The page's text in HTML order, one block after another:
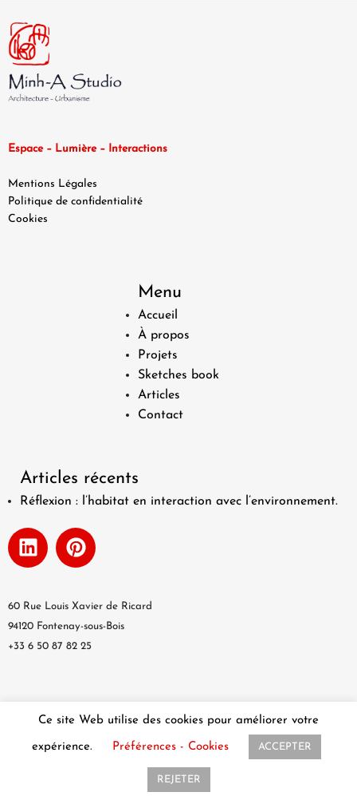
Espace – Lumière – Interactions
Mentions Légales
Politique de confidentialité
Cookies
Menu
Accueil
À propos
Projets
Sketches book
Articles
Contact
Articles récents
Réflexion : l’habitat en interaction avec l’environnement.
60 Rue Louis Xavier de Ricard
94120 Fontenay-sous-Bois
+33 6 50 87 82 25
Communication
Ce site Web utilise des cookies pour améliorer votre
expérience. Préférences - Cookies ACCEPTER
REJETER